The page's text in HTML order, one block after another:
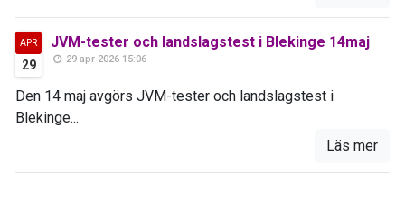
APR
29
JVM-tester och landslagstest i Blekinge 14maj
29 apr 2026 15:06
Den 14 maj avgörs JVM-tester och landslagstest i
Blekinge...
Läs mer